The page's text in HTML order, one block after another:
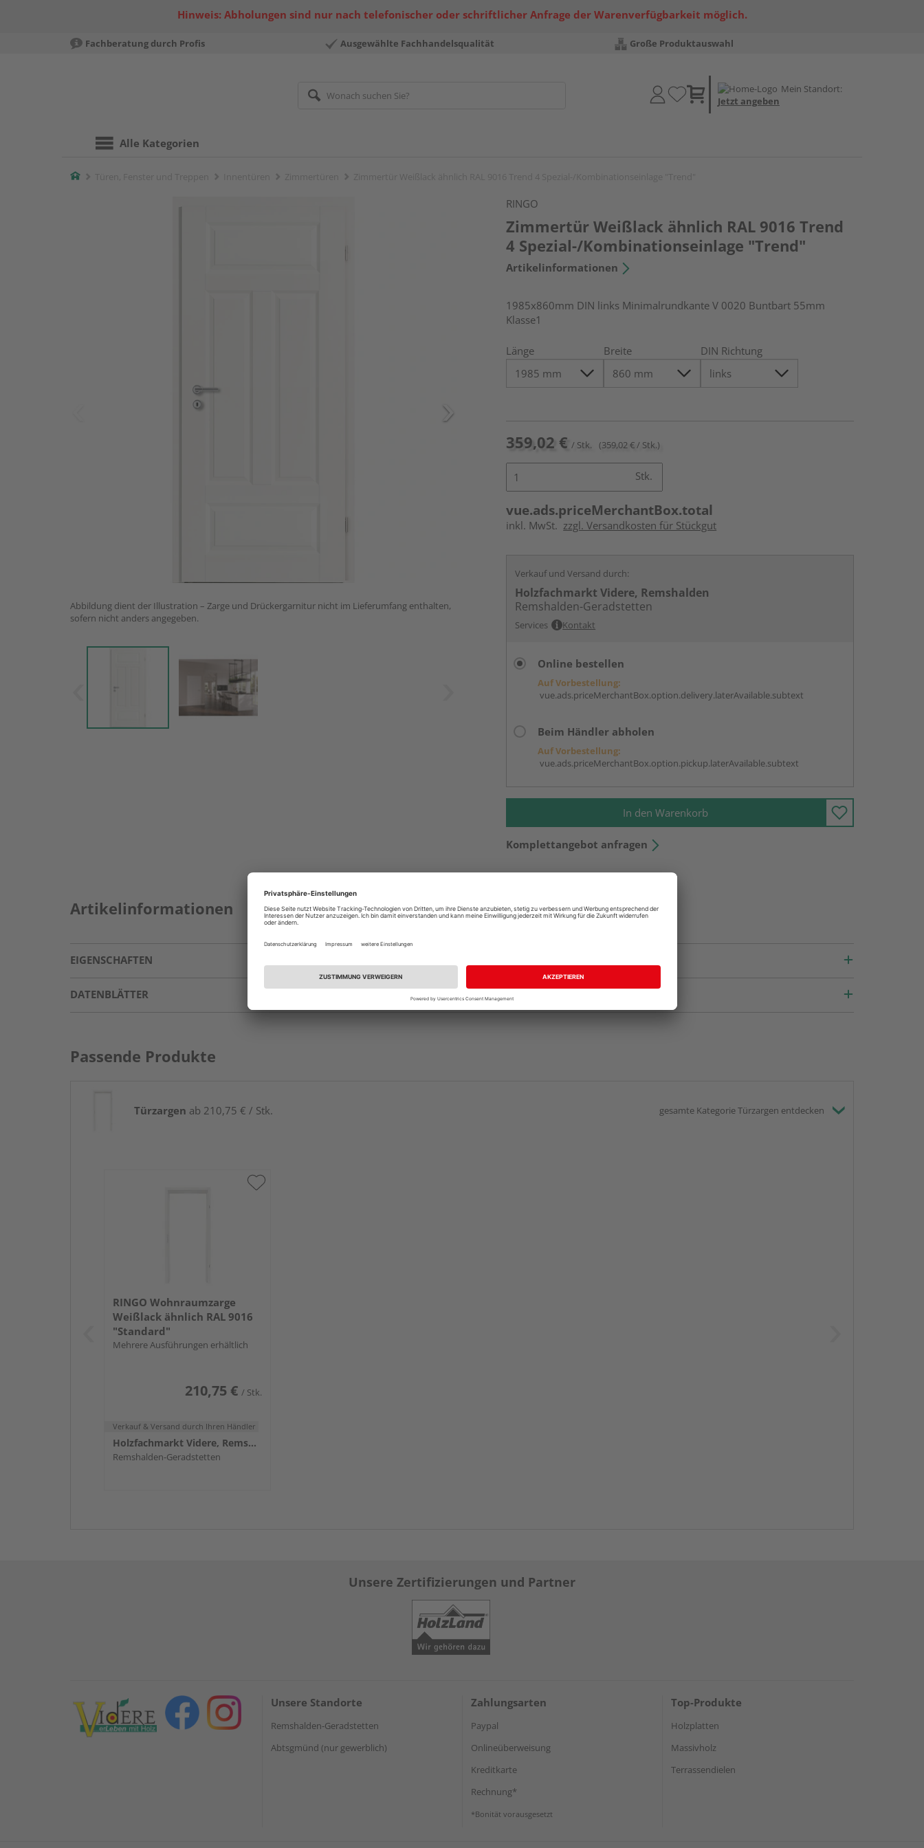
Hinweis: Abholungen sind nur nach telefonischer oder schriftlicher Anfrage der Warenverfügbarkeit möglich.
Fachberatung durch Profis Ausgewählte Fachhandelsqualität Große Produktauswahl
Mein Standort:
Jetzt angeben
Alle Kategorien
Home
Abbildung dient der Illustration – Zarge und Drückergarnitur nicht im Lieferumfang enthalten,
sofern nicht anders angegeben.
RINGO
Zimmertür Weißlack ähnlich RAL 9016 Trend
4 Spezial-/Kombinationseinlage "Trend"
Artikelinformationen
1985x860mm DIN links Minimalrundkante V 0020 Buntbart 55mm
Klasse1
Länge Breite DIN Richtung
359,02 € / Stk. (359,02 € / Stk.)
Stk.
vue.ads.priceMerchantBox.total
inkl. MwSt. zzgl. Versandkosten für Stückgut
Verkauf und Versand durch:
Holzfachmarkt Videre, Remshalden
Remshalden-Geradstetten
Services Kontakt
Online bestellen
Auf Vorbestellung:
vue.ads.priceMerchantBox.option.delivery.laterAvailable.subtext
Beim Händler abholen
Auf Vorbestellung:
vue.ads.priceMerchantBox.option.pickup.laterAvailable.subtext
In den Warenkorb
Komplettangebot anfragen
Artikelinformationen
EIGENSCHAFTEN
DATENBLÄTTER
Passende Produkte
Türzargen ab 210,75 € / Stk. gesamte Kategorie Türzargen entdecken
RINGO Wohnraumzarge
Weißlack ähnlich RAL 9016
"Standard"
Mehrere Ausführungen erhältlich
210,75 € / Stk.
Verkauf & Versand durch Ihren Händler
Holzfachmarkt Videre, Remshalden
Remshalden-Geradstetten
Unsere Zertifizierungen und Partner
Unsere Standorte
Remshalden-Geradstetten
Abtsgmünd (nur gewerblich)
Zahlungsarten
Paypal
Onlineüberweisung
Kreditkarte
Rechnung*
*Bonität vorausgesetzt
Top-Produkte
Holzplatten
Massivholz
Terrassendielen